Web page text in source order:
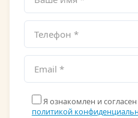
Я ознакомлен и
политикой